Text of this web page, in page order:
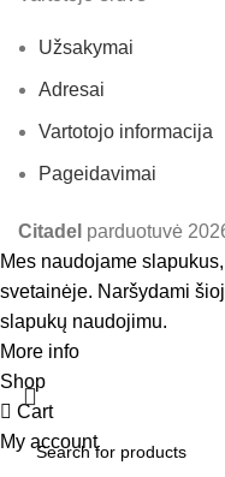
Užsakymai
Adresai
Vartotojo informacija
Pageidavimai
Citadel parduotuvė
Mes naudojame
svetainėje. Naršydami
slapukų naudojimu.
More info
Shop
Cart
My account